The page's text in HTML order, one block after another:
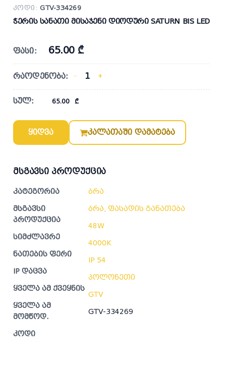
კოდი:GTV-334269
ჭერის სანათი მისაჯენი დიოდური SATURN BIS LED
ფასი: 65.00 ₾
რაოდენობა: − +
სულ: 65.00 ₾
ყიდვა კალათაში დამატება
მსგავსი პროდუქცია
კატეგორია
მსგავსი
პროდუქცია
სიმძლავრე
ნათების ფერი
IP დაცვა
ყველა ამ ქვეყნის
ყველა ამ
მომწოდ.
კოდი
ბრა
ბრა, ფასადის განათება
48W
4000K
IP 54
პოლონეთი
GTV
GTV-334269